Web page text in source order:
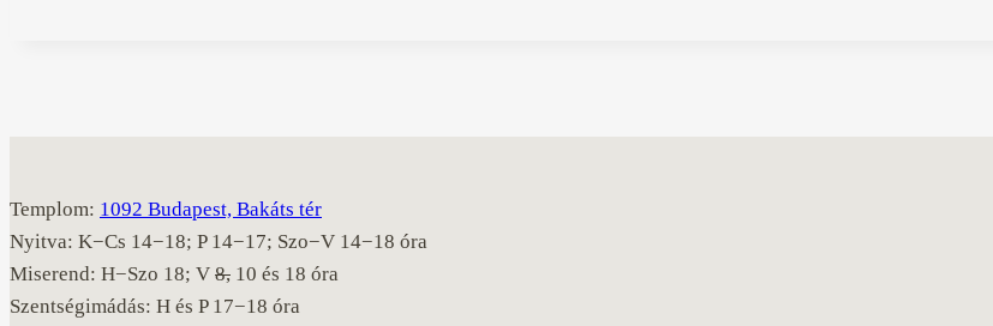
Templom: 1092 Budapest, Bakáts tér
Nyitva: K−Cs 14−18; P 14−17; Szo−V 14−18 óra
Miserend: H−Szo 18; V 8, 10 és 18 óra
Szentségimádás: H és P 17−18 óra